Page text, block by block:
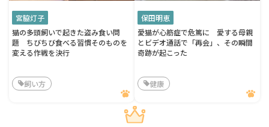
宮脇灯子
猫の多頭飼いで起きた盗み食い問
題 ちびちび食べる習慣そのものを
変える作戦を決行
飼い方
保田明恵
愛猫が心筋症で危篤に 愛する母親
とビデオ通話で「再会」、その瞬間
奇跡が起こった
健康